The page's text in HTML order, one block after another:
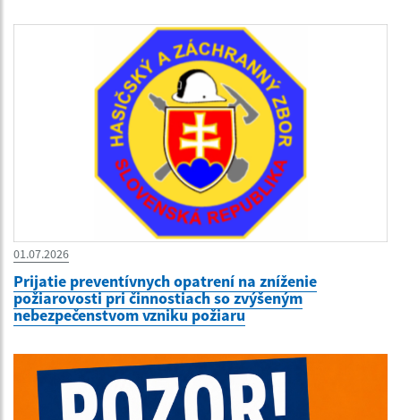
01.07.2026
Prijatie preventívnych opatrení na zníženie
požiarovosti pri činnostiach so zvýšeným
nebezpečenstvom vzniku požiaru